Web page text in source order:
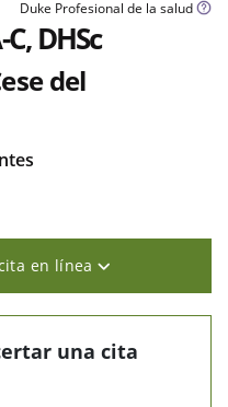
Duke Profesional de la salud
DHSc
del
en línea
una cita